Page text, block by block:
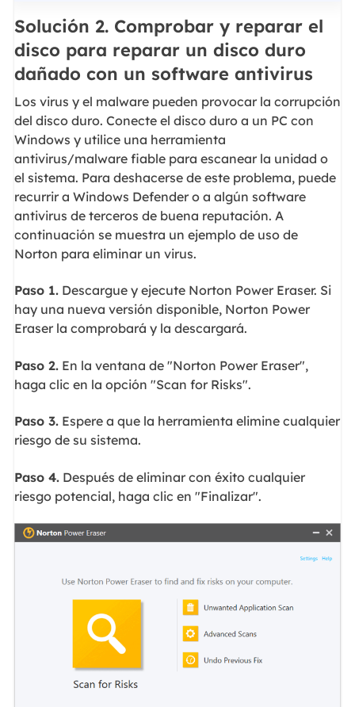
Solución 2. Comprobar y reparar el
disco para reparar un disco duro
dañado con un software antivirus
Los virus y el malware pueden provocar la corrupción
del disco duro. Conecte el disco duro a un PC con
Windows y utilice una herramienta
antivirus/malware fiable para escanear la unidad o
el sistema. Para deshacerse de este problema, puede
recurrir a Windows Defender o a algún software
antivirus de terceros de buena reputación. A
continuación se muestra un ejemplo de uso de
Norton para eliminar un virus.
Paso 1.Descargue y ejecute Norton Power Eraser. Si
hay una nueva versión disponible, Norton Power
Eraser la comprobará y la descargará.
Paso 2.En la ventana de "Norton Power Eraser",
haga clic en la opción "Scan for Risks".
Paso 3.Espere a que la herramienta elimine cualquier
riesgo de su sistema.
Paso 4.Después de eliminar con éxito cualquier
riesgo potencial, haga clic en "Finalizar".